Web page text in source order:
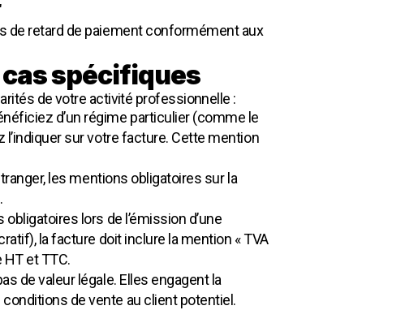
de retard de paiement conformément aux
spécifiques
de votre activité professionnelle :
d’un régime particulier (comme le
l’indiquer sur votre facture. Cette mention
les mentions obligatoires sur la
lors de l’émission d’une
la facture doit inclure la mention « TVA
et TTC.
de valeur légale. Elles engagent la
de vente au client potentiel.